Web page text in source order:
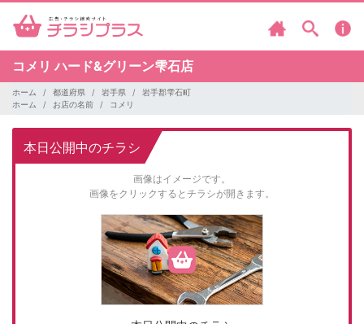
コメリハード&グリーン雫石店
ホーム 都道府県 岩手県
岩手郡雫石町
ホーム
お店の名前 コメリ
本日公開中のチラシ
画像はイメージです。
画像をクリックするとチラシが開きます。